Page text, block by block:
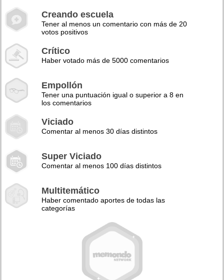
Creando escuela
Tener al menos un comentario con más de 20
votos positivos
Crítico
Haber votado más de 5000 comentarios
Empollón
Tener una puntuación igual o superior a 8 en
los comentarios
Viciado
Comentar al menos 30 días distintos
Super Viciado
Comentar al menos 100 días distintos
Multitemático
Haber comentado aportes de todas las
categorías